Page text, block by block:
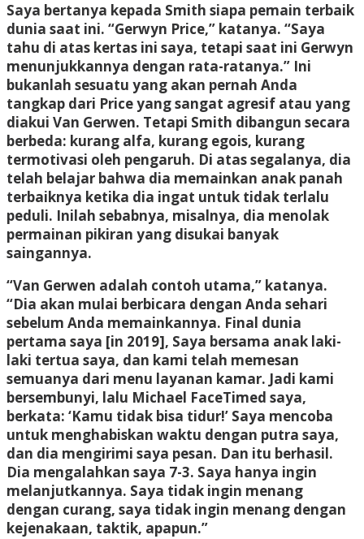
Saya bertanya kepada Smith siapa pemain terbaik
dunia saat ini. “Gerwyn Price,” katanya. “Saya
tahu di atas kertas ini saya, tetapi saat ini Gerwyn
menunjukkannya dengan rata-ratanya.” Ini
bukanlah sesuatu yang akan pernah Anda
tangkap dari Price yang sangat agresif atau yang
diakui Van Gerwen. Tetapi Smith dibangun secara
berbeda: kurang alfa, kurang egois, kurang
termotivasi oleh pengaruh. Di atas segalanya, dia
telah belajar bahwa dia memainkan anak panah
terbaiknya ketika dia ingat untuk tidak terlalu
peduli. Inilah sebabnya, misalnya, dia menolak
permainan pikiran yang disukai banyak
saingannya.
“Van Gerwen adalah contoh utama,” katanya.
“Dia akan mulai berbicara dengan Anda sehari
sebelum Anda memainkannya. Final dunia
pertama saya [in 2019], Saya bersama anak laki-
laki tertua saya, dan kami telah memesan
semuanya dari menu layanan kamar. Jadi kami
bersembunyi, lalu Michael FaceTimed saya,
berkata: ‘Kamu tidak bisa tidur!’ Saya mencoba
untuk menghabiskan waktu dengan putra saya,
dan dia mengirimi saya pesan. Dan itu berhasil.
Dia mengalahkan saya 7-3. Saya hanya ingin
melanjutkannya. Saya tidak ingin menang
dengan curang, saya tidak ingin menang dengan
kejenakaan, taktik, apapun.”